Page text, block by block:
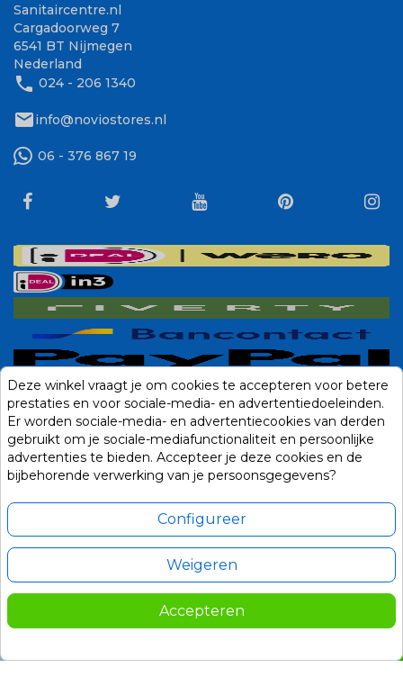
Sanitaircentre.nl
Cargadoorweg 7
6541 BT Nijmegen
Nederland
phone 024 - 206 1340
mailinfo@noviostores.nl
06 - 376 867 19
Deze winkel vraagt je om cookies te accepteren voor betere
prestaties en voor sociale-media- en advertentiedoeleinden.
Er worden sociale-media- en advertentiecookies van derden
gebruikt om je sociale-mediafunctionaliteit en persoonlijke
advertenties te bieden. Accepteer je deze cookies en de
bijbehorende verwerking van je persoonsgegevens?
Configureer
Weigeren
Accepteren